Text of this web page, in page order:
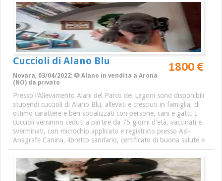
Cuccioli di Alano Blu 1800 €
Novara, 03/04/2022: 🐶 Alano in vendita a Arona
(NO) da privato
Presso l'Allevamento Alani del Parco dei Lagoni sono disponibili
stupendi cuccioli di Alano Blu, allevati e cresciuti in famiglia, di
ottimo carattere e ben socializzati con persone, cani e gatti. I
cuccioli verranno ceduti a partire da 75 giorni d'età, vaccinati e
sverminati, con microchip applicato e registrato presso Asl-
Anagrafe Canina, libretto sanitario, certificato di buona salute e